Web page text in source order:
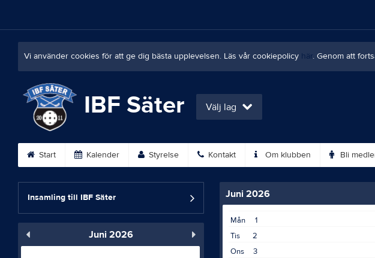
Vi använder cookies för att ge dig bästa upplevelsen. Läs vår cookiepolicy här. Genom att
IBF Säter Välj lag
Start Kalender Styrelse Kontakt Om klubben Bli
Insamling till IBF Säter
Juni 2026
Juni 2026
1
Mån
2
Tis
3
Ons